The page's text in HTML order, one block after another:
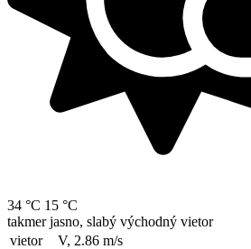
34 °C 15 °C
takmer jasno, slabý východný vietor
vietor
V, 2.86 m/s